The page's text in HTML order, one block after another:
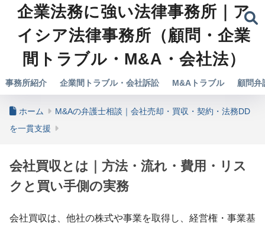
企業法務に強い法律事務所｜ア
イシア法律事務所（顧問・企業
間トラブル・M&A・会社法）
事務所紹介 企業間トラブル・会社訴訟 M&Aトラブル 顧問弁
ホーム
M&Aの弁護士相談｜会社売却・買収・契約・法務DD
を一貫支援
会社買収とは｜方法・流れ・費用・リス
クと買い手側の実務
会社買収は、他社の株式や事業を取得し、経営権・事業基